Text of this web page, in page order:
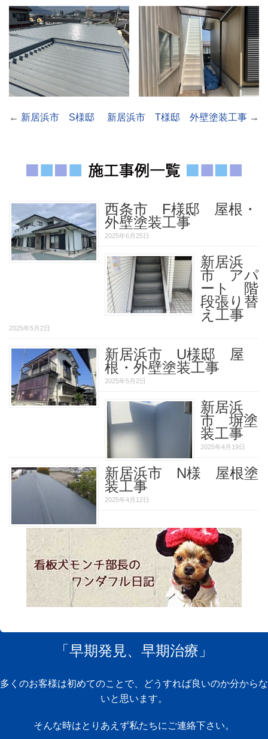
新居浜市 T様邸 外壁塗装工事 →
← 新居浜市 S様邸
西条市 F様邸 屋根・
外壁塗装工事
2025年6月25日
新居浜
市 アパ
ート 階
段張り替
え工事
2025年5月2日
新居浜市 U様邸 屋
根・外壁塗装工事
2025年5月2日
新居浜
市 塀塗
装工事
2025年4月19日
新居浜市 N様 屋根塗
装工事
2025年4月12日
「早期発見、早期治療」
多くのお客様は初めてのことで、どうすれば良いのか分からな
いと思います。
そんな時はとりあえず私たちにご連絡下さい。